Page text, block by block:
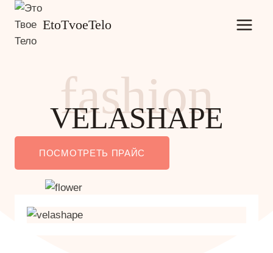
Перейти
содержимому
EtoTvoeTelo
fashion
VELASHAPE
ПОСМОТРЕТЬ ПРАЙС